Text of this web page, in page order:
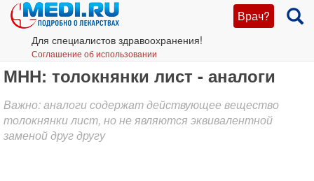
Врач?
Для специалистов здравоохранения!
Соглашение об использовании
МНН: толокнянки лист - аналоги
Важно: аналоги содержат действующее вещество
толокнянки лист, но не являются эквивалентной
заменой друг другу